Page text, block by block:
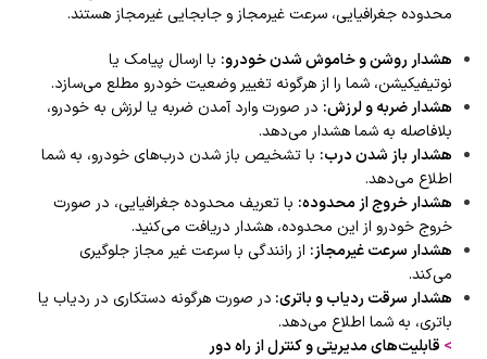
محدوده جغرافیایی، سرعت غیرمجاز و جابجایی غیرمجاز هستند.
هشدار روشن و خاموش شدن خودرو: با ارسال پیامک یا
نوتیفیکیشن، شما را از هرگونه تغییر وضعیت خودرو مطلع می‌سازد.
هشدار ضربه و لرزش: در صورت وارد آمدن ضربه یا لرزش به خودرو،
بلافاصله به شما هشدار می‌دهد.
هشدار باز شدن درب: با تشخیص باز شدن درب‌های خودرو، به شما
اطلاع می‌دهد.
هشدار خروج از محدوده: با تعریف محدوده جغرافیایی، در صورت
خروج خودرو از این محدوده، هشدار دریافت می‌کنید.
هشدار سرعت غیرمجاز: از رانندگی با سرعت غیر مجاز جلوگیری
می‌کند.
هشدار سرقت ردیاب و باتری: در صورت هرگونه دستکاری در ردیاب یا
باتری، به شما اطلاع می‌دهد.
> قابلیت‌های مدیریتی و کنترل از راه دور